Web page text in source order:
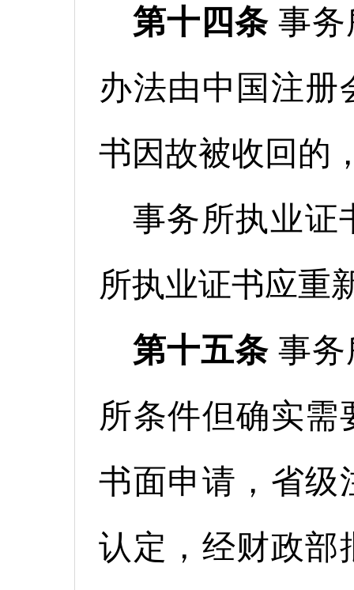
第十四条事务
办法由中国注册
书因故被收回的
事务所执业证
所执业证书应重
第十五条事务
所条件但确实需
书面申请，省级
认定，经财政部